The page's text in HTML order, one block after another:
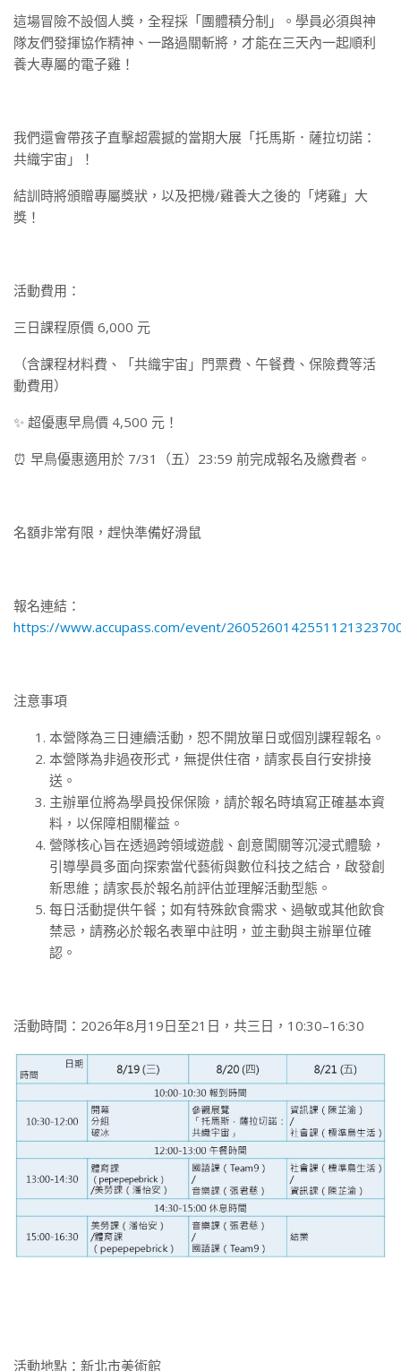
這場冒險不設個人獎，全程採「團體積分制」。學員必須與神
隊友們發揮協作精神、一路過關斬將，才能在三天內一起順利
養大專屬的電子雞！
我們還會帶孩子直擊超震撼的當期大展「托馬斯．薩拉切諾：
共織宇宙」！
結訓時將頒贈專屬獎狀，以及把機/雞養大之後的「烤雞」大
獎！
活動費用：
三日課程原價 6,000 元
（含課程材料費、「共織宇宙」門票費、午餐費、保險費等活
動費用）
✨ 超優惠早鳥價 4,500 元！
⏰ 早鳥優惠適用於 7/31（五）23:59 前完成報名及繳費者。
名額非常有限，趕快準備好滑鼠
報名連結：
https://www.accupass.com/event/
注意事項
本營隊為三日連續活動，恕不開放單日或個別課程報名。
本營隊為非過夜形式，無提供住宿，請家長自行安排接
送。
主辦單位將為學員投保保險，請於報名時填寫正確基本資
料，以保障相關權益。
營隊核心旨在透過跨領域遊戲、創意闖關等沉浸式體驗，
引導學員多面向探索當代藝術與數位科技之結合，啟發創
新思維；請家長於報名前評估並理解活動型態。
每日活動提供午餐；如有特殊飲食需求、過敏或其他飲食
禁忌，請務必於報名表單中註明，並主動與主辦單位確
認。
活動時間：2026年8月19日至21日，共三日，10:30–16:30
活動地點：新北市美術館